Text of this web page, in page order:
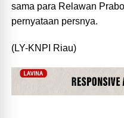
sama para Relawan
pernyataan persnya.
(LY-KNPI Riau)